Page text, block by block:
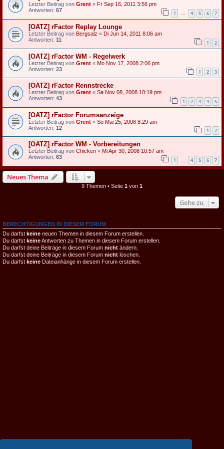
Letzter Beitrag von Grent « Fr Sep 16, 2011 3:56 pm
Antworten: 67 1 … 4 5 6 7
[OATZ] rFactor Replay Lounge
Letzter Beitrag von Bergsalz « Di Jun 14, 2011 8:06 am
Antworten: 11 1 2
[OATZ] rFactor WM - Regelwerk
Letzter Beitrag von Grent « Mo Nov 17, 2008 2:06 pm
Antworten: 23 1 2 3
[OATZ] rFactor Rennstrecke
Letzter Beitrag von Grent « Sa Nov 08, 2008 10:19 pm
Antworten: 43 1 2 3 4 5
[OATZ] rFactor Forumsanzeige
Letzter Beitrag von Grent « So Mai 25, 2008 8:29 am
Antworten: 12 1 2
[OATZ] rFactor WM - Vorbereitungen
Letzter Beitrag von Chicken « Mi Apr 30, 2008 10:57 am
Antworten: 63 1 4 5 6 7
Neues Thema
9 Themen • Seite 1 von 1
Gehe zu
BERECHTIGUNGEN IN DIESEM FORUM
Du darfst keine neuen Themen in diesem Forum erstellen.
Du darfst keineAntworten zu Themen in diesem Forum erstellen.
Du darfst deine Beiträge in diesem Forum nicht ändern.
Du darfst deine Beiträge in diesem Forum nicht löschen.
Du darfst keine Dateianhänge in diesem Forum erstellen.